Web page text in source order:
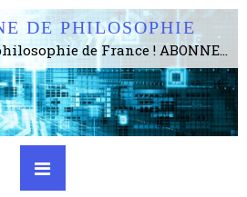
DE PHILOSOPHIE
Le plus gros site de philosophie de France ! ABONNEZ-VOUS ! 4115 Articles, 1634 abonné·e·s, depuis 2006 . . . . . . . . 2 852 214 pages vues jusqu'à présent. Prestance et être apte à un plus grand nombre de choses.